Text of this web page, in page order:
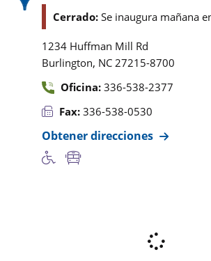
Cerrado: Se inaugura mañana
1234 Huffman Mill Rd
Burlington, NC 27215-8700
Oficina: 336-538-2377
Fax: 336-538-0530
Obtener direcciones